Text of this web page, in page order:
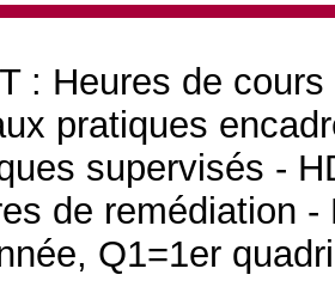
: Heures de
pratiques
supervisés -
de remédiation
Q1=1er